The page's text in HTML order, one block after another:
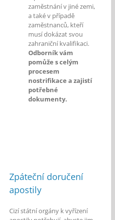
zaměstnání v jiné zemi,
a také v případě
zaměstnanců, kteří
musí dokázat svou
zahraniční kvalifikaci.
Odborník vám
pomůže s celým
procesem
nostrifikace a zajistí
potřebné
dokumenty.
Zpáteční doručení
apostily
Cizí státní orgány k vyřízení